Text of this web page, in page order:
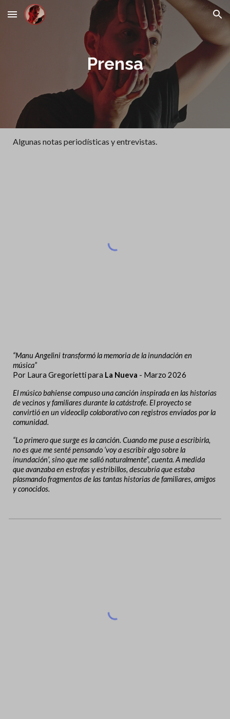
Skip to main content Skip to navigation
Prensa
Algunas notas periodísticas y entrevistas.
“Manu Angelini transformó la memoria de la inundación en
música”
Por Laura Gregoriettipara La Nueva - Marzo2026
El músico bahiense compuso una canción inspirada en las historias
de vecinos y familiares durante la catástrofe. El proyecto se
convirtió en un videoclip colaborativo con registros enviados por la
comunidad.
“Lo primero que surge es la canción. Cuando me puse a escribirla,
no es que me senté pensando ‘voy a escribir algo sobre la
inundación’, sino que me salió naturalmente”, cuenta. A medida
que avanzaba en estrofas y estribillos, descubría que estaba
plasmando fragmentos de las tantas historias de familiares, amigos
y conocidos.